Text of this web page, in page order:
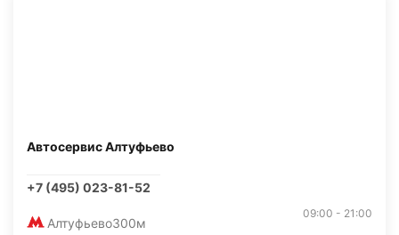
Автосервис Алтуфьево
+7 (495) 023-81-52
Алтуфьево300м
09:00 - 21:00